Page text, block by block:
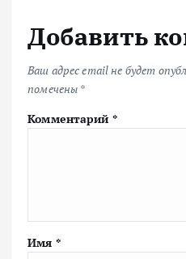
Добавить
Ваш адрес email не будет
помечены *
Комментарий *
Имя *